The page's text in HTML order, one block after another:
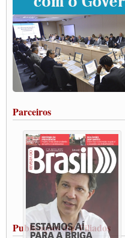
ENCONTRO INTERNACIONAL
DO BRASIL E A ELEIÇÃO 2022
Carta às Brasileiras e aos Brasileiros
Paulinho, presidente da CNTTL, faz
Caminhoneiros aprovam greve a partir
Rodoviários de Feira Santana fazem
salarial
Vacina Já: Lockdown de 24 horas dos
Condutores de Guarulhos farão greve
Paralisação dos Caminhoneiros na
Rio Grande
Caminhoneiros bloqueiam duas faixas
Modal-Live #13 Aumento da
Trabalhadora em Tempos de Pandemia
MODAL-LIVE#12 POLÍTICAS
CLASSE TRABALHADORA E
Parceiros
Publicações dos Filiados